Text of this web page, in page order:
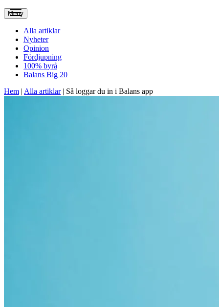
Meny
Alla artiklar
Nyheter
Opinion
Fördjupning
100% byrå
Balans Big 20
Hem | Alla artiklar| Så loggar du in i Balans app